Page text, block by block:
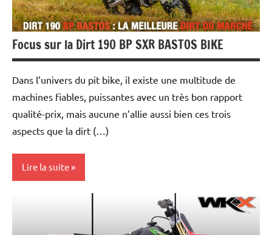
Focus sur la Dirt 190 BP SXR BASTOS BIKE
Dans l’univers du pit bike, il existe une multitude de
machines fiables, puissantes avec un très bon rapport
qualité-prix, mais aucune n’allie aussi bien ces trois
aspects que la dirt (…)
Lire la suite